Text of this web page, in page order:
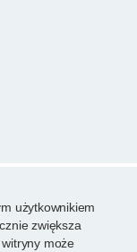
użytkownikiem
zwiększa
może